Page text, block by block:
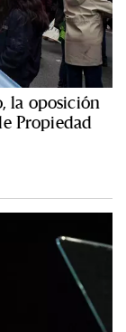
la oposición
Propiedad